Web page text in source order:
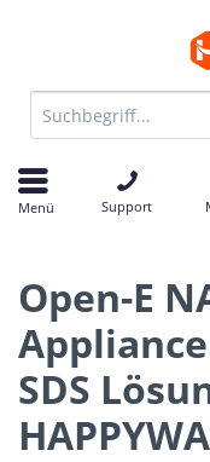
Menü Support
Open-E
SDS